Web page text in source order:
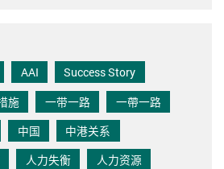
AAI
Success Story
施
一带一路
一帶一路
中国
中港关系
人力失衡
人力资源